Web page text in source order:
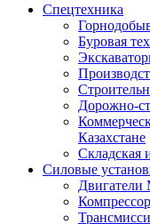
Спецтехника
Буровая
Дорожно-
Казахстане
Складская
Силовые
Двигатели